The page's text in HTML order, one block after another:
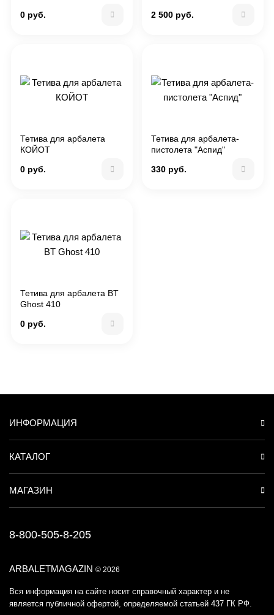
0 руб.
2 500 руб.
Тетива для арбалета
КОЙОТ
0 руб.
Тетива для арбалета-
пистолета "Аспид"
330 руб.
Тетива для арбалета BT
Ghost 410
0 руб.
ARBALETMAGAZIN © 2026
Вся информация на сайте носит справочный характер и не
является публичной офертой, определяемой статьей 437 ГК РФ.
ИНФОРМАЦИЯ
КАТАЛОГ
МАГАЗИН
8-800-505-8-205